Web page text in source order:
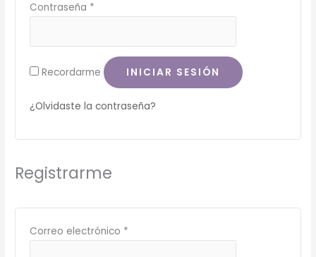
Contraseña *
Recordarme INICIAR SESIÓN
¿Olvidaste la contraseña?
Registrarme
Correo electrónico *